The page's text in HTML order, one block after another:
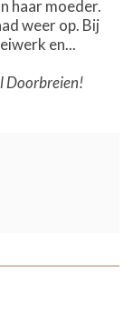
haar moeder.
weer op. Bij
en...
Doorbreien!